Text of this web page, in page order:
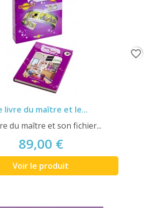
livre du maître et le...
du maître et son fichier...
89,00 €
Voir le produit
favorite_border